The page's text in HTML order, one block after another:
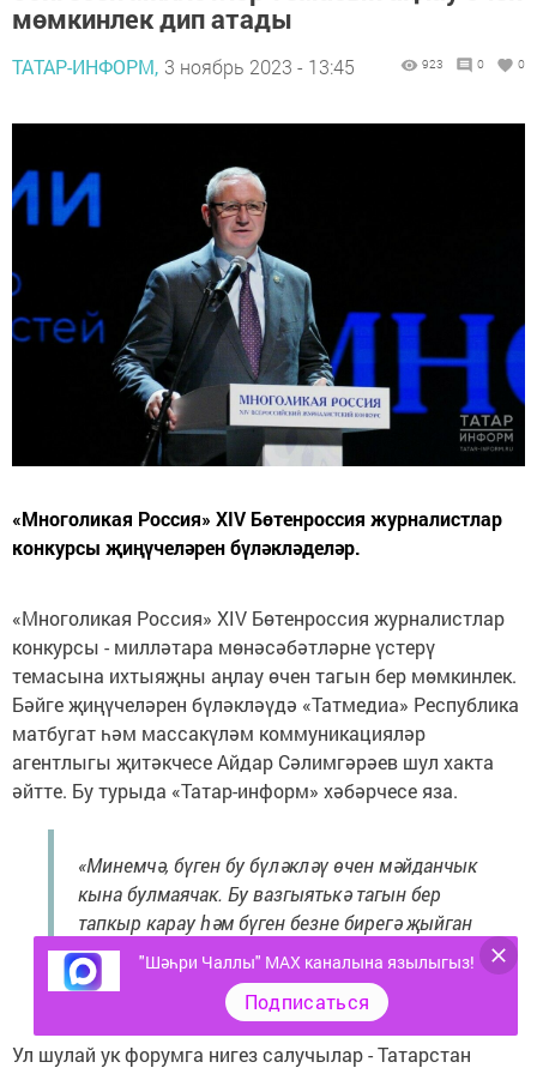
мөмкинлек дип атады
ТАТАР-ИНФОРМ, 3 ноябрь 2023 - 13:45 923 0 0
«Многоликая Россия» XIV Бөтенроссия журналистлар
конкурсы җиңүчеләрен бүләкләделәр.
«Многоликая Россия» XIV Бөтенроссия журналистлар
конкурсы - милләтара мөнәсәбәтләрне үстерү
темасына ихтыяҗны аңлау өчен тагын бер мөмкинлек.
Бәйге җиңүчеләрен бүләкләүдә «Татмедиа» Республика
матбугат һәм массакүләм коммуникацияләр
агентлыгы җитәкчесе Айдар Сәлимгәрәев шул хакта
әйтте. Бу турыда «Татар-информ» хәбәрчесе яза.
«Минемчә, бүген бу бүләкләү өчен мәйданчык
кына булмаячак. Бу вазгыятькә тагын бер
тапкыр карау һәм бүген безне бирегә җыйган
темага ихтыяҗ булуын тагын бер кат аңлау
өчен мөмкинлек», - диде Сәлимгәрәев.
Ул шулай ук форумга нигез салучылар - Татарстан
"Шәһри Чаллы" MAX каналына язылыгыз!
Подписаться